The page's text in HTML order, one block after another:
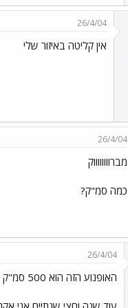
26/4/04
אין קליטה באיזור שלי
26/4/04
מברווווווווק
כמה סמ"ק?
26/4/04
האופנוע הזה הוא 500 סמ"ק